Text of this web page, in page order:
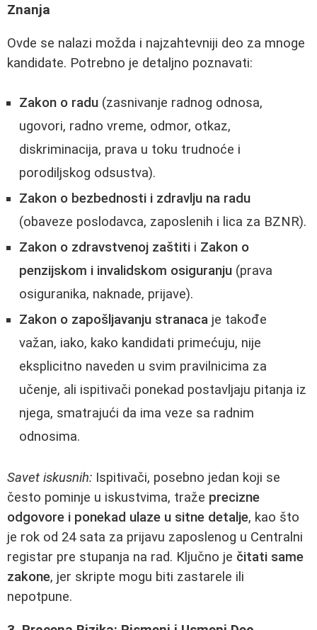
Znanja
Ovde se nalazi možda i najzahtevniji deo za mnoge
kandidate. Potrebno je detaljno poznavati:
Zakon o radu (zasnivanje radnog odnosa,
ugovori, radno vreme, odmor, otkaz,
diskriminacija, prava u toku trudnoće i
porodiljskog odsustva).
Zakon o bezbednosti i zdravlju na radu
(obaveze poslodavca, zaposlenih i lica za BZNR).
Zakon o zdravstvenoj zaštiti i Zakon o
penzijskom i invalidskom osiguranju (prava
osiguranika, naknade, prijave).
Zakon o zapošljavanju stranaca je takođe
važan, iako, kako kandidati primećuju, nije
eksplicitno naveden u svim pravilnicima za
učenje, ali ispitivači ponekad postavljaju pitanja iz
njega, smatrajući da ima veze sa radnim
odnosima.
Savet iskusnih: Ispitivači, posebno jedan koji se
često pominje u iskustvima, traže precizne
odgovore i ponekad ulaze u sitne detalje, kao što
je rok od 24 sata za prijavu zaposlenog u Centralni
registar pre stupanja na rad. Ključno je čitati same
zakone, jer skripte mogu biti zastarele ili
nepotpune.